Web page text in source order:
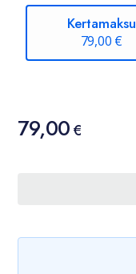
Kertamaksu
79,00 €
Hinta
79,00 €
79,00€